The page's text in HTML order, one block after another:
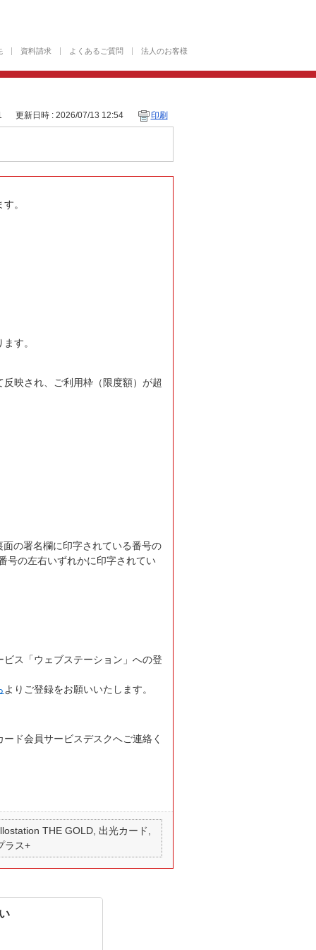
資料請求 よくあるご質問 法人のお客様
更新日時 : 2026/07/13 12:54 印刷
。
す。
映され、ご利用枠（限度額）が超
の署名欄に印字されている番号の
号の左右いずれかに印字されてい
ス「ウェブステーション」への登
よりご登録をお願いいたします。
ド会員サービスデスクへご連絡く
THE GOLD, 出光カード,
ラス+